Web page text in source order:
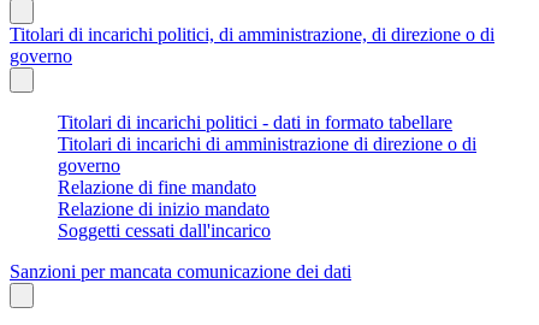
Titolari di incarichi politici, di amministrazione, di direzione o di
governo
Titolari di incarichi politici - dati in formato tabellare
Titolari di incarichi di amministrazione di direzione o di
governo
Relazione di fine mandato
Relazione di inizio mandato
Soggetti cessati dall'incarico
Sanzioni per mancata comunicazione dei dati